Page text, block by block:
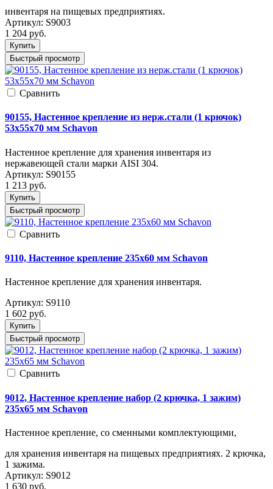
инвентаря на пищевых предприятиях.
Артикул: S9003
1 204 руб.
Купить
Быстрый просмотр
Cравнить
90155, Настенное крепление из нерж.стали (1 крючок)
53х55х70 мм Schavon
Настенное крепление для хранения инвентаря из
нержавеющей стали марки AISI 304.
Артикул: S90155
1 213 руб.
Купить
Быстрый просмотр
Cравнить
9110, Настенное крепление 235х60 мм Schavon
Настенное крепление для хранения инвентаря.
Артикул: S9110
1 602 руб.
Купить
Быстрый просмотр
Cравнить
9012, Настенное крепление набор (2 крючка, 1 зажим)
235х65 мм Schavon
Настенное крепление, со сменными комплектующими,
для хранения инвентаря на пищевых предприятиях. 2 крючка,
1 зажима.
Артикул: S9012
1 630 руб.